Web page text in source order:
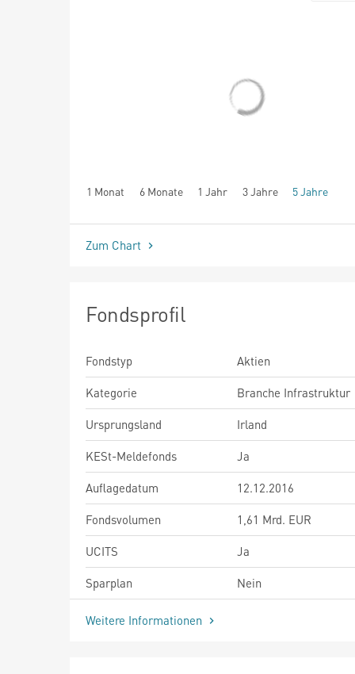
1 Monat 6 Monate 1 Jahr 3 Jahre 5 Jahre
seit Beginn
Zum Chart
Fondsprofil
Fondstyp
Aktien
Kategorie
Branche Infrastruktur
Ursprungsland
Irland
KESt-Meldefonds
Ja
Auflagedatum
12.12.2016
Fondsvolumen
1,61 Mrd. EUR
UCITS
Ja
Sparplan
Nein
Weitere Informationen